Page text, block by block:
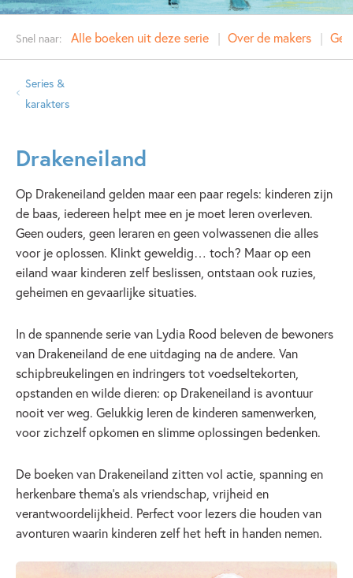
Snel naar: Alle boeken uit deze serie Over de makers
Series &
karakters
Drakeneiland
Op Drakeneiland gelden maar een paar regels: kinderen zijn
de baas, iedereen helpt mee en je moet leren overleven.
Geen ouders, geen leraren en geen volwassenen die alles
voor je oplossen. Klinkt geweldig… toch? Maar op een
eiland waar kinderen zelf beslissen, ontstaan ook ruzies,
geheimen en gevaarlijke situaties.
In de spannende serie van Lydia Rood beleven de bewoners
van Drakeneiland de ene uitdaging na de andere. Van
schipbreukelingen en indringers tot voedseltekorten,
opstanden en wilde dieren: op Drakeneiland is avontuur
nooit ver weg. Gelukkig leren de kinderen samenwerken,
voor zichzelf opkomen en slimme oplossingen bedenken.
De boeken van Drakeneiland zitten vol actie, spanning en
herkenbare thema’s als vriendschap, vrijheid en
verantwoordelijkheid. Perfect voor lezers die houden van
avonturen waarin kinderen zelf het heft in handen nemen.